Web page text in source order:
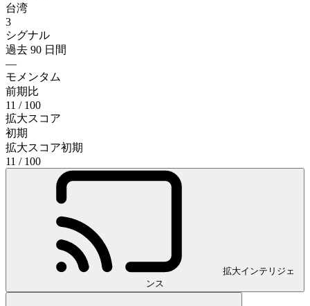
台湾
3
シグナル
過去 90 日間
—
モメンタム
前期比
11 / 100
拡大スコア
初期
拡大スコア初期
11 / 100
拡大インテリジェ
ンス